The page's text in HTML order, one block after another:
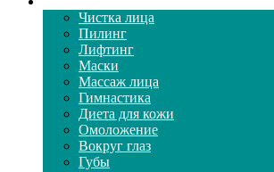
Чистка лица
Пилинг
Лифтинг
Маски
Массаж лица
Гимнастика
Диета для кожи
Омоложение
Вокруг глаз
Губы